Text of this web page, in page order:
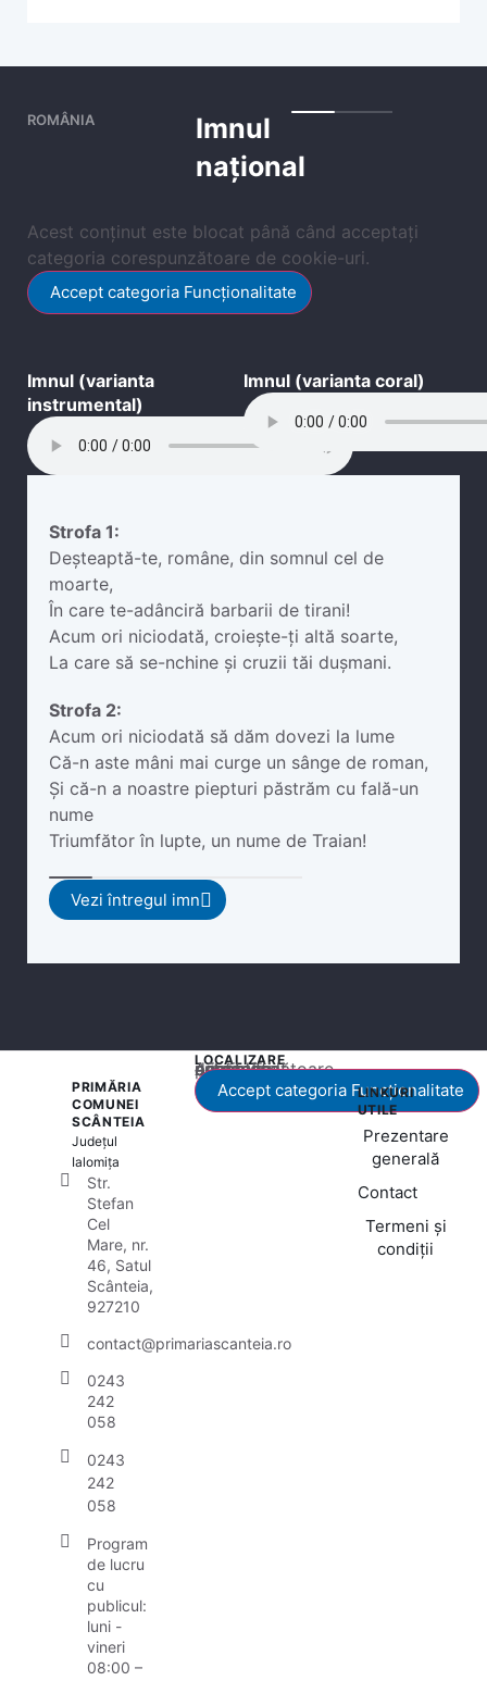
ROMÂNIA
Imnul
național
Acest conținut este blocat până când acceptați
categoria corespunzătoare de cookie-uri.
Accept categoria Funcționalitate
Imnul (varianta
instrumental)
Imnul (varianta coral)
Strofa 1:
Deșteaptă-te, române, din somnul cel de
moarte,
În care te-adânciră barbarii de tirani!
Acum ori niciodată, croiește-ți altă soarte,
La care să se-nchine și cruzii tăi dușmani.
Strofa 2:
Acum ori niciodată să dăm dovezi la lume
Că-n aste mâni mai curge un sânge de roman,
Și că-n a noastre piepturi păstrăm cu fală-un
nume
Triumfător în lupte, un nume de Traian!
Vezi întregul imn
PRIMĂRIA
COMUNEI
SCÂNTEIA
Județul
Ialomița
Str.
Stefan
Cel
Mare, nr.
46, Satul
Scânteia,
927210
contact@primariascanteia.ro
0243
242
058
0243
242
058
Program
de lucru
cu
publicul:
luni -
vineri
08:00 –
LOCALIZARE
Acest conținut este blocat până când acceptați categoria corespunzătoare de cookie-uri.
Accept categoria Funcționalitate
LINKURI
UTILE
Prezentare
generală
Contact
Termeni și
condiții